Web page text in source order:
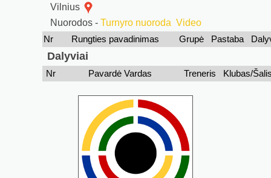
Vilnius
Nuorodos - Turnyro nuoroda Video
Nr
Rungties pavadinimas Grupė Pastaba
Dalyviai
Nr Pavardė Vardas Treneris Klubas/